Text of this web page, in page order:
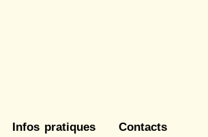
Infos pratiques Contacts